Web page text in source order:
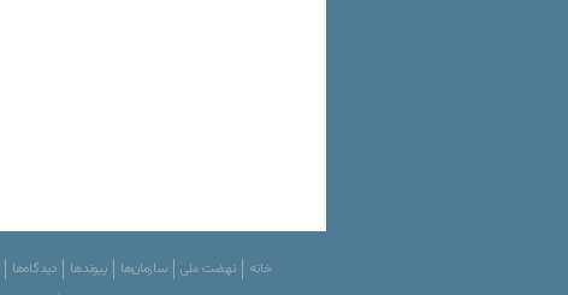
دیدگاه‌ها پیوندها سازمان‌ها نهضت ملی خانه